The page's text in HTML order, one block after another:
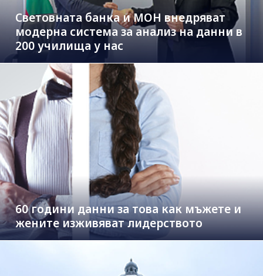
Световната банка и МОН внедряват
модерна система за анализ на данни в
200 училища у нас
60 години данни за това как мъжете и
жените изживяват лидерството